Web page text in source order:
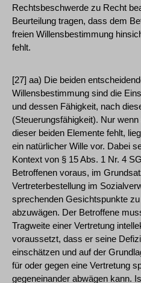
Rechtsbeschwerde zu Recht
Beurteilung tragen, dass dem
freien Willensbestimmung
fehlt.
[27] aa) Die beiden
Willensbestimmung sind die
und dessen Fähigkeit, nach
(Steuerungsfähigkeit). Nur
dieser beiden Elemente fehlt,
ein natürlicher Wille vor. Dabei
Kontext von § 15 Abs. 1 Nr. 4
Betroffenen voraus, im
Vertreterbestellung im
sprechenden Gesichtspunkte
abzuwägen. Der Betroffene
Tragweite einer Vertretung
voraussetzt, dass er seine
einschätzen und auf der
für oder gegen eine Vertretung
gegeneinander abwägen kann.